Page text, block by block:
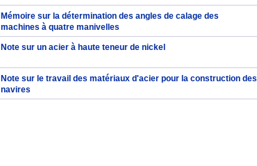
Mémoire sur la détermination des angles de calage des
machines à quatre manivelles
Note sur un acier à haute teneur de nickel
Note sur le travail des matériaux d'acier pour la construction des
navires